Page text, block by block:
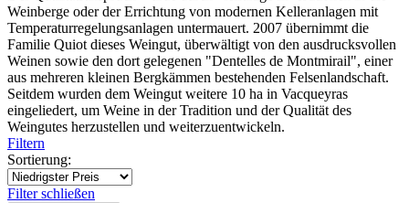
Weinberge oder der Errichtung von modernen Kelleranlagen mit
Temperaturregelungsanlagen untermauert. 2007 übernimmt die
Familie Quiot dieses Weingut, überwältigt von den ausdrucksvollen
Weinen sowie den dort gelegenen "Dentelles de Montmirail", einer
aus mehreren kleinen Bergkämmen bestehenden Felsenlandschaft.
Seitdem wurden dem Weingut weitere 10 ha in Vacqueyras
eingeliedert, um Weine in der Tradition und der Qualität des
Weingutes herzustellen und weiterzuentwickeln.
Filtern
Sortierung:
Filter schließen